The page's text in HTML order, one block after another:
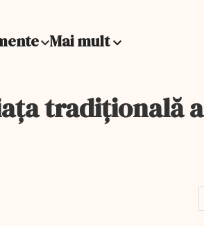
Mai mult
tradițională a